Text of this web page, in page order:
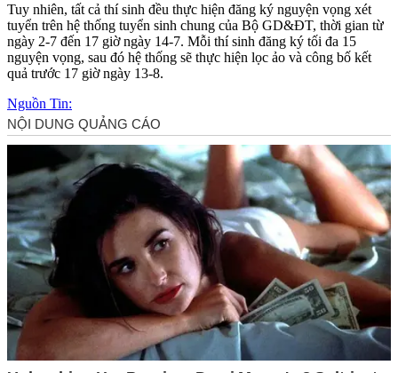
Tuy nhiên, tất cả thí sinh đều thực hiện đăng ký nguyện vọng xét
tuyển trên hệ thống tuyển sinh chung của Bộ GD&ĐT, thời gian từ
ngày 2-7 đến 17 giờ ngày 14-7. Mỗi thí sinh đăng ký tối đa 15
nguyện vọng, sau đó hệ thống sẽ thực hiện lọc ảo và công bố kết
quả trước 17 giờ ngày 13-8.
Nguồn Tin: